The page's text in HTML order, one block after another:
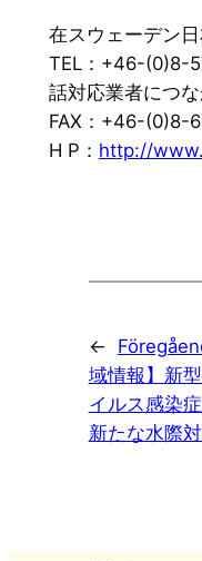
在スウェーデン
TEL：+46-(0)8-
話対応業者につな
FAX：+46-(0)8-
H P： http://
←
域情報】新
イルス感染
新たな水際